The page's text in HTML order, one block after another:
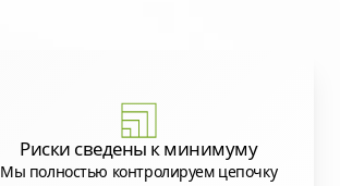
Риски сведены к минимуму
Мы полностью контролируем цепочку